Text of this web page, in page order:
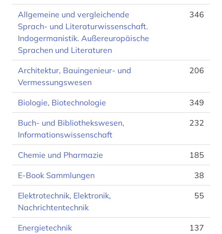
Allgemeine und vergleichende
Sprach- und Literaturwissenschaft.
Indogermanistik. Außereuropäische
Sprachen und Literaturen
346
Architektur, Bauingenieur- und
Vermessungswesen
206
Biologie, Biotechnologie 349
Buch- und Bibliothekswesen,
Informationswissenschaft
232
Chemie und Pharmazie 185
E-Book Sammlungen 38
Elektrotechnik, Elektronik,
Nachrichtentechnik
55
Energietechnik 137